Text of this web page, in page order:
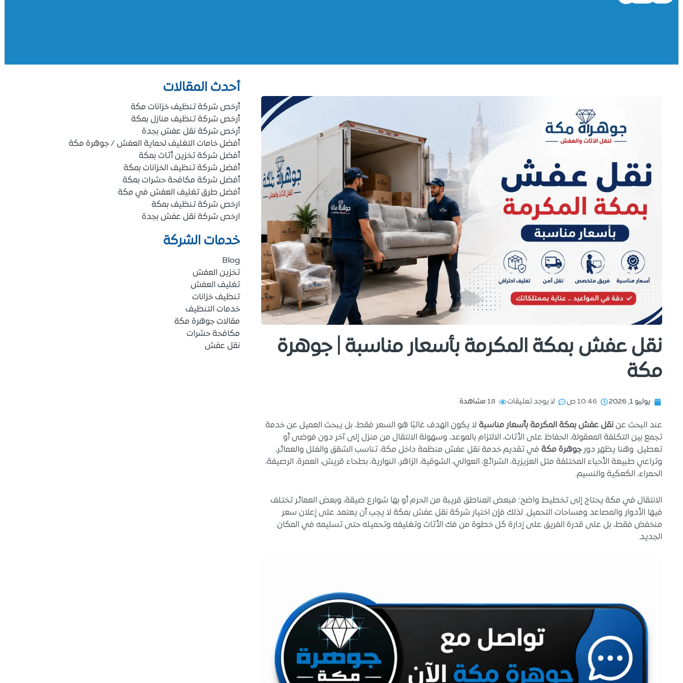
نقل عفش بمكة المكرمة بأسعار مناسبة | جوهرة
مكة
يوليو 1, 2026 10:46 ص لا يوجد تعليقات 18 مشاهدة
عند البحث عن نقل عفش بمكة المكرمة بأسعار مناسبة لا يكون الهدف غالبًا هو السعر فقط، بل يبحث العميل عن خدمة
تجمع بين التكلفة المعقولة، الحفاظ على الأثاث، الالتزام بالموعد، وسهولة الانتقال من منزل إلى آخر دون فوضى أو
تعطيل. وهنا يظهر دورجوهرة مكة في تقديم خدمة نقل عفش منظمة داخل مكة، تناسب الشقق والفلل والعمائر،
وتراعي طبيعة الأحياء المختلفة مثل العزيزية، الشرائع، العوالي، الشوقية، الزاهر، النوارية، بطحاء قريش، العمرة، الرصيفة،
الحمراء، الكعكية والنسيم.
الانتقال في مكة يحتاج إلى تخطيط واضح؛ فبعض المناطق قريبة من الحرم أو بها شوارع ضيقة، وبعض العمائر تختلف
فيها الأدوار والمصاعد ومساحات التحميل. لذلك فإن اختيار شركة نقل عفش بمكة لا يجب أن يعتمد على إعلان سعر
منخفض فقط، بل على قدرة الفريق على إدارة كل خطوة من فك الأثاث وتغليفه وتحميله حتى تسليمه في المكان
الجديد.
أحدث المقالات
أرخص شركة تنظيف خزانات مكة
أرخص شركة تنظيف منازل بمكة
أرخص شركة نقل عفش بجدة
أفضل خامات التغليف لحماية العفش / جوهرة مكة
أفضل شركة تخزين أثاث بمكة
أفضل شركة تنظيف الخزانات بمكة
أفضل شركة مكافحة حشرات بمكة
أفضل طرق تغليف العفش في مكة
ارخص شركة تنظيف بمكة
ارخص شركة نقل عفش بجدة
خدمات الشركة
Blog
تخزين العفش
تغليف العفش
تنظيف خزانات
خدمات التنظيف
مقالات جوهرة مكة
مكافحة حشرات
نقل عفش